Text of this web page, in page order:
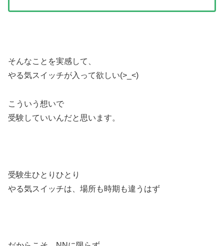
そんなことを実感して、
やる気スイッチが入って欲しい(>_<)
こういう想いで
受験していいんだと思います。
受験生ひとりひとり
やる気スイッチは、場所も時期も違うはず